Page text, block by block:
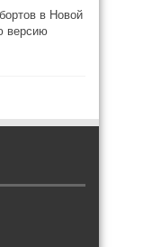
в Новой
версию